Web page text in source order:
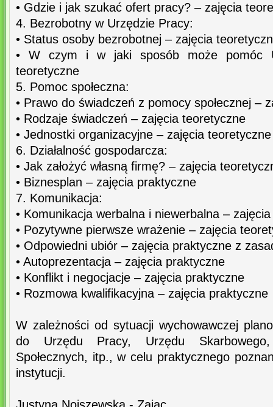
• Gdzie i jak szukać ofert pracy? – zajęcia
4. Bezrobotny w Urzędzie Pracy:
• Status osoby bezrobotnej – zajęcia
• W czym i w jaki sposób może pomóc
teoretyczne
5. Pomoc społeczna:
• Prawo do świadczeń z pomocy społecznej –
• Rodzaje świadczeń – zajęcia teoretyczne
• Jednostki organizacyjne – zajęcia teoretyczne
6. Działalność gospodarcza:
• Jak założyć własną firmę? – zajęcia
• Biznesplan – zajęcia praktyczne
7. Komunikacja:
• Komunikacja werbalna i niewerbalna –
• Pozytywne pierwsze wrażenie – zajęcia
• Odpowiedni ubiór – zajęcia praktyczne z
• Autoprezentacja – zajęcia praktyczne
• Konflikt i negocjacje – zajęcia praktyczne
• Rozmowa kwalifikacyjna – zajęcia praktyczne
W zależności od sytuacji wychowawczej
do Urzędu Pracy, Urzędu Skarbowego,
Społecznych, itp., w celu praktycznego
instytucji.